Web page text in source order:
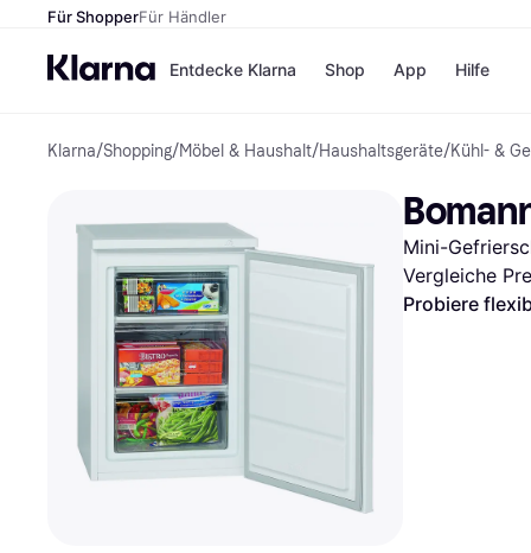
Für ShopperFür Händler
Entdecke Klarna
Zahlungsmethoden
Sofort bezahlen
Bezahle in 3
Teilzahlungen
Bezahle in bis zu 30
Shop
Shops
H&M
Temu
App Hilfe
Klarna/Shopping/Möbel & Haushalt/Haushaltsgeräte/Kühl- &
Mini-
Vergleiche
Probiere